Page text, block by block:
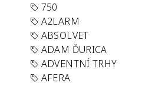
750
A2LARM
ABSOLVET
ADAM ĎURICA
ADVENTNÍ TRHY
AFERA